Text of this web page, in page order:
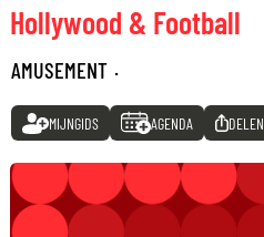
Hollywood & Football
AMUSEMENT ·
MIJNGIDS AGENDA DELEN